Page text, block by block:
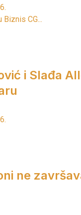
Biznis CG...
i Slađa
ne